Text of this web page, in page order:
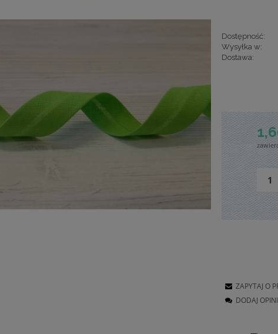
Dostępność:
Wysyłka w:
Dostawa:
Cena nie
ZAPYTAJ O
DODAJ